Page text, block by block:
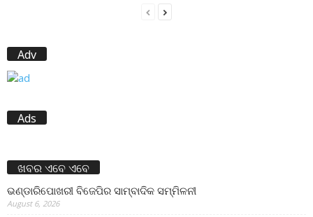
Adv
Ads
ଖବର ଏବେ ଏବେ
ଭଣ୍ଡାରିପୋଖରୀ ବିଜେପିର ସାମ୍ବାଦିକ ସମ୍ମିଳନୀ
August 6, 2026